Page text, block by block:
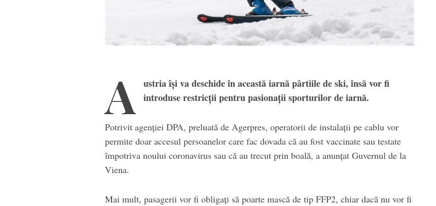
A ustria îşi va deschide în această iarnă pârtiile de ski, însă vor fi
introduse restricţii pentru pasionaţii sporturilor de iarnă.
Potrivit agenției DPA, preluată de Agerpres, operatorii de instalaţii pe cablu vor
permite doar accesul persoanelor care fac dovada că au fost vaccinate sau testate
împotriva noului coronavirus sau că au trecut prin boală, a anunţat Guvernul de la
Viena.
Mai mult, pasagerii vor fi obligați să poarte mască de tip FFP2, chiar dacă nu vor fi
Visor
reîntâlnirea cu
muntele, la
Transalpina. Next stop: